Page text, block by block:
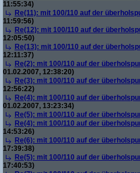
11:55:34)
Re(11): mit 100/110 auf der
11:59:56)
Re(12): mit 100/110 auf der
12:05:50)
Re(13): mit 100/110 auf der
12:11:37)
Re(2): mit 100/110 auf der
01.02.2007, 12:38:20)
Re(3): mit 100/110 auf der
12:56:22)
Re(4): mit 100/110 auf der
01.02.2007, 13:23:34)
Re(5): mit 100/110 auf der
Re(4): mit 100/110 auf der
14:53:26)
Re(6): mit 100/110 auf der
17:39:38)
Re(5): mit 100/110 auf der
17:40:53)